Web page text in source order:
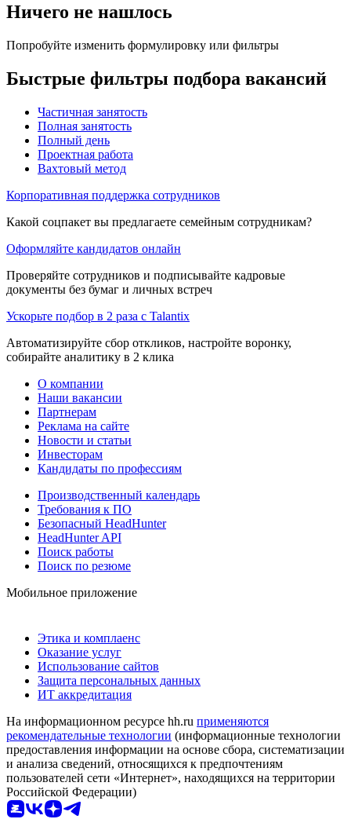
Ничего не нашлось
Попробуйте изменить формулировку или фильтры
Быстрые фильтры подбора вакансий
Частичная занятость
Полная занятость
Полный день
Проектная работа
Вахтовый метод
Корпоративная поддержка сотрудников
Какой соцпакет вы предлагаете семейным сотрудникам?
Оформляйте кандидатов онлайн
Проверяйте сотрудников и подписывайте кадровые
документы без бумаг и личных встреч
Ускорьте подбор в 2 раза с Talantix
Автоматизируйте сбор откликов, настройте воронку,
собирайте аналитику в 2 клика
О компании
Наши вакансии
Партнерам
Реклама на сайте
Новости и статьи
Инвесторам
Кандидаты по профессиям
Производственный календарь
Требования к ПО
Безопасный HeadHunter
HeadHunter API
Поиск работы
Поиск по резюме
Мобильное приложение
Этика и комплаенс
Оказание услуг
Использование сайтов
Защита персональных данных
ИТ аккредитация
На информационном ресурсе hh.ru применяются
рекомендательные технологии (информационные технологии
предоставления информации на основе сбора, систематизации
и анализа сведений, относящихся к предпочтениям
пользователей сети «Интернет», находящихся на территории
Российской Федерации)